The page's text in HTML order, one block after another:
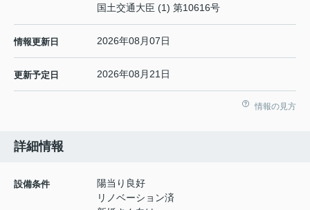
国土交通大臣 (1) 第10616号
情報更新日 2026年08月07日
更新予定日 2026年08月21日
情報の見方
詳細情報
設備条件
陽当り良好
リノベーション済